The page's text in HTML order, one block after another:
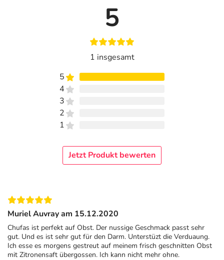
5
1 insgesamt
5
4
3
2
1
Jetzt Produkt bewerten
Muriel Auvray am 15.12.2020
Chufas ist perfekt auf Obst. Der nussige Geschmack passt sehr
gut. Und es ist sehr gut für den Darm. Unterstüzt die Verduaung.
Ich esse es morgens gestreut auf meinem frisch geschnitten Obst
mit Zitronensaft übergossen. Ich kann nicht mehr ohne.